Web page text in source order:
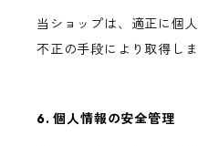
当ショップは、適正に個
不正の手段により取得しま
6. 個人情報の安全管理